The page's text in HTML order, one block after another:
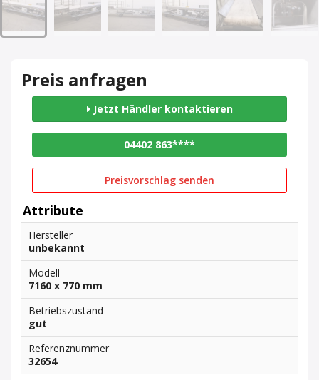
Preis anfragen
Jetzt Händler kontaktieren
04402 863****
Preisvorschlag senden
Attribute
Hersteller
unbekannt
Modell
7160 x 770 mm
Betriebszustand
gut
Referenznummer
32654